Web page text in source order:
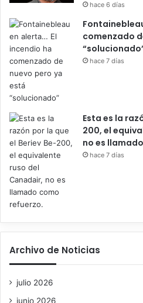
hace 6 días
comenzado
hace 7 días
Esta es la
200, el
no es
hace 7 días
Archivo de Noticias
julio 2026
junio 2026